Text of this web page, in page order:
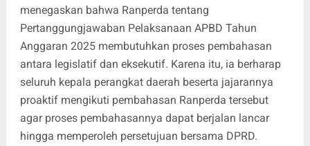
menegaskan bahwa Ranperda tentang
Pertanggungjawaban Pelaksanaan APBD Tahun
Anggaran 2025 membutuhkan proses pembahasan
antara legislatif dan eksekutif. Karena itu, ia berharap
seluruh kepala perangkat daerah beserta jajarannya
proaktif mengikuti pembahasan Ranperda tersebut
agar proses pembahasannya dapat berjalan lancar
hingga memperoleh persetujuan bersama DPRD.